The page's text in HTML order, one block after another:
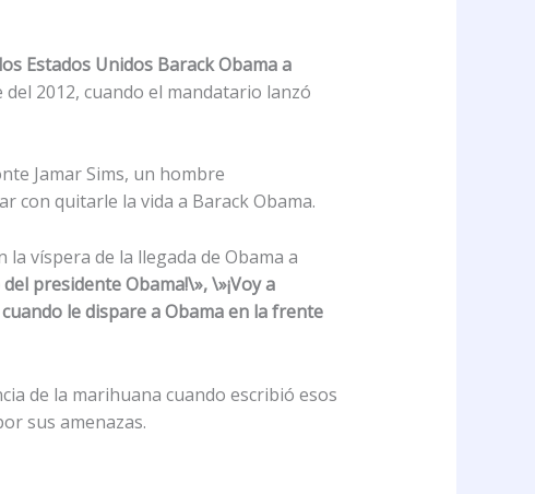
Estados Unidos Barack Obama a
2012, cuando el mandatario lanzó
Jamar Sims, un hombre
con quitarle la vida a Barack Obama.
víspera de la llegada de Obama a
presidente Obama!\», \»¡Voy a
le dispare a Obama en la frente
de la marihuana cuando escribió esos
sus amenazas.